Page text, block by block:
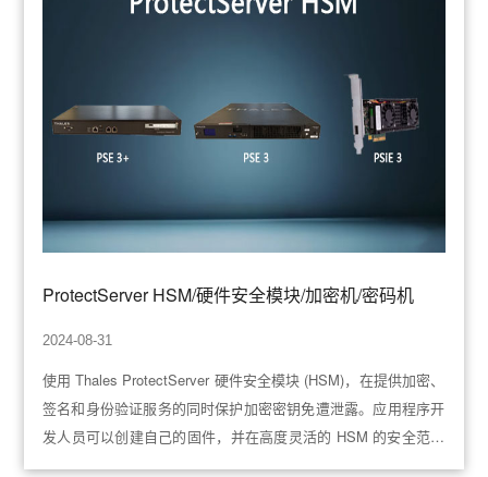
ProtectServer HSM/硬件安全模块/加密机/密码机
2024-08-31
使用 Thales ProtectServer 硬件安全模块 (HSM)，在提供加密、
签名和身份验证服务的同时保护加密密钥免遭泄露。应用程序开
发人员可以创建自己的固件，并在高度灵活的 HSM 的安全范围
内执行。这些工具包被称为功能模块，提供了开发和部署自定义